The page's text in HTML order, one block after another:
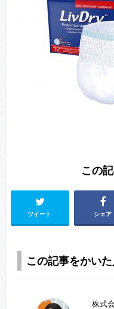
この
ツイート シェア
この記事をかいた
株式